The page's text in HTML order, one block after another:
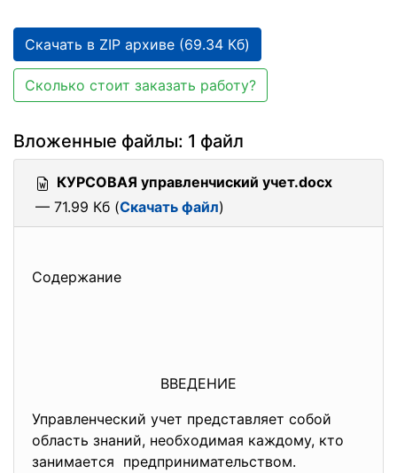
Скачать в ZIP архиве (69.34 Кб)
Сколько стоит заказать работу?
Вложенные файлы: 1 файл
КУРСОВАЯ управленчиский учет.docx
— 71.99 Кб (Скачать файл)
Содержание
ВВЕДЕНИЕ
Управленческий учет представляет собой
область знаний, необходимая каждому, кто
занимается предпринимательством.